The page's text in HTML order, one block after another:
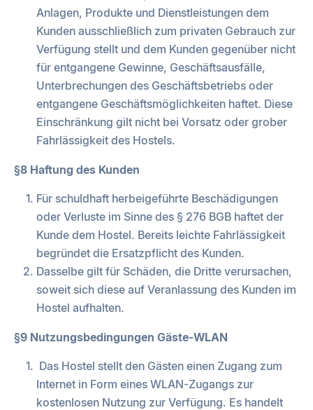
Anlagen, Produkte und Dienstleistungen dem
Kunden ausschließlich zum privaten Gebrauch zur
Verfügung stellt und dem Kunden gegenüber nicht
für entgangene Gewinne, Geschäftsausfälle,
Unterbrechungen des Geschäftsbetriebs oder
entgangene Geschäftsmöglichkeiten haftet. Diese
Einschränkung gilt nicht bei Vorsatz oder grober
Fahrlässigkeit des Hostels.
§8 Haftung des Kunden
Für schuldhaft herbeigeführte Beschädigungen
oder Verluste im Sinne des § 276 BGB haftet der
Kunde dem Hostel. Bereits leichte Fahrlässigkeit
begründet die Ersatzpflicht des Kunden.
Dasselbe gilt für Schäden, die Dritte verursachen,
soweit sich diese auf Veranlassung des Kunden im
Hostel aufhalten.
§9 Nutzungsbedingungen Gäste-WLAN
Das Hostel stellt den Gästen einen Zugang zum
Internet in Form eines WLAN-Zugangs zur
kostenlosen Nutzung zur Verfügung. Es handelt